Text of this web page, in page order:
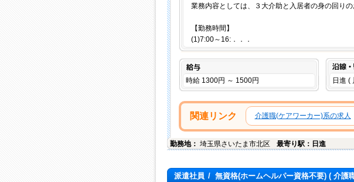
業務内容としては、３大介助と入居者の身の回りの
【勤務時間】
(1)7:00～16:．．．
給与
時給 1300円 ～ 1500円 日進 (
関連リンク 介護職(ケアワーカー)系の求人
勤務地： 埼玉県さいたま市北区 最寄り駅：日進
派遣社員 / 無資格(ホームヘルパー資格不要)( 介護